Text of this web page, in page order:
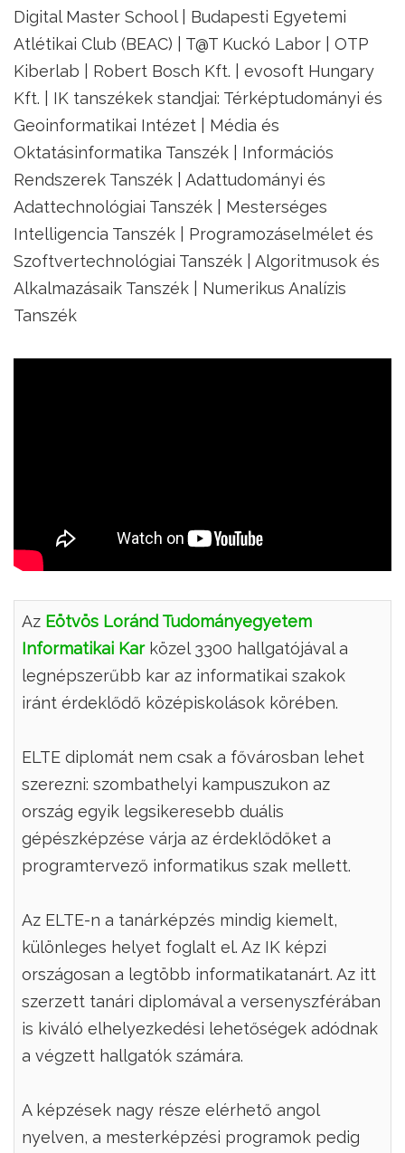
Digital Master School | Budapesti Egyetemi
Atlétikai Club (BEAC) | T@T Kuckó Labor | OTP
Kiberlab | Robert Bosch Kft. | evosoft Hungary
Kft. | IK tanszékek standjai: Térképtudományi és
Geoinformatikai Intézet | Média és
Oktatásinformatika Tanszék | Információs
Rendszerek Tanszék | Adattudományi és
Adattechnológiai Tanszék | Mesterséges
Intelligencia Tanszék | Programozáselmélet és
Szoftvertechnológiai Tanszék | Algoritmusok és
Alkalmazásaik Tanszék | Numerikus Analízis
Tanszék
Az Eötvös Loránd Tudományegyetem
Informatikai Karközel 3300 hallgatójával a
legnépszerűbb kar az informatikai szakok
iránt érdeklődő középiskolások körében.
ELTE diplomát nem csak a fővárosban lehet
szerezni: szombathelyi kampuszukon az
ország egyik legsikeresebb duális
gépészképzése várja az érdeklődőket a
programtervező informatikus szak mellett.
Az ELTE-n a tanárképzés mindig kiemelt,
különleges helyet foglalt el. Az IK képzi
országosan a legtöbb informatikatanárt. Az itt
szerzett tanári diplomával a versenyszférában
is kiváló elhelyezkedési lehetőségek adódnak
a végzett hallgatók számára.
A képzések nagy része elérhető angol
nyelven, a mesterképzési programok pedig